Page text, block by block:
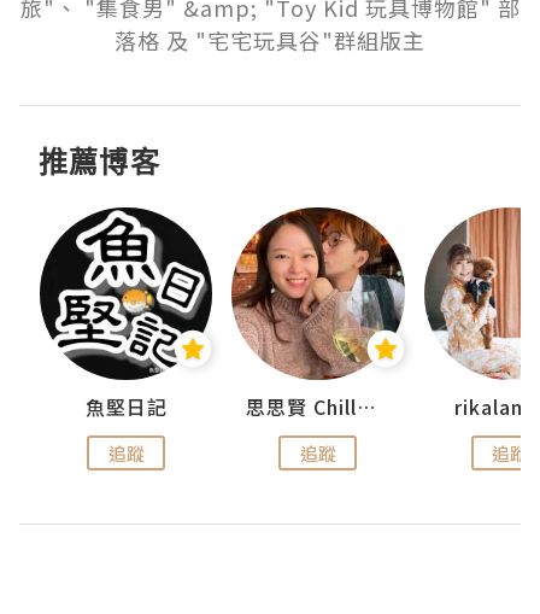
旅"、 "集食男" &amp; "Toy Kid 玩具博物館" 部
落格 及 "宅宅玩具谷"群組版主
推薦博客
魚堅日記
追蹤
思思賢 ChillMyBabe
追蹤 追蹤